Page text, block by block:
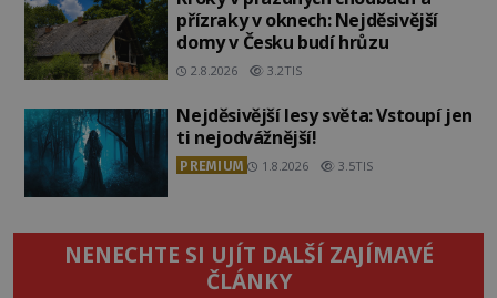
přízraky v oknech: Nejděsivější
domy v Česku budí hrůzu
2.8.2026 3.2TIS
Nejděsivější lesy světa: Vstoupí jen
ti nejodvážnější!
PREMIUM 1.8.2026 3.5TIS
NENECHTE SI UJÍT DALŠÍ ZAJÍMAVÉ
ČLÁNKY